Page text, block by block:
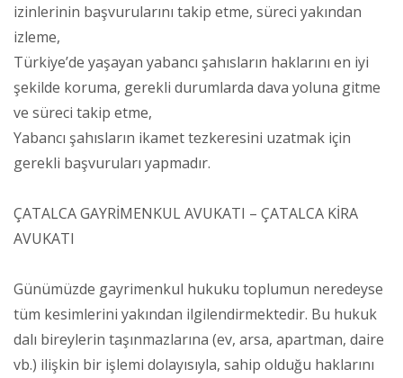
izinlerinin başvurularını takip etme, süreci yakından
izleme,
Türkiye’de yaşayan yabancı şahısların haklarını en iyi
şekilde koruma, gerekli durumlarda dava yoluna gitme
ve süreci takip etme,
Yabancı şahısların ikamet tezkeresini uzatmak için
gerekli başvuruları yapmadır.
ÇATALCA GAYRİMENKUL AVUKATI – ÇATALCA KİRA
AVUKATI
Günümüzde gayrimenkul hukuku toplumun neredeyse
tüm kesimlerini yakından ilgilendirmektedir. Bu hukuk
dalı bireylerin taşınmazlarına (ev, arsa, apartman, daire
vb.) ilişkin bir işlemi dolayısıyla, sahip olduğu haklarını